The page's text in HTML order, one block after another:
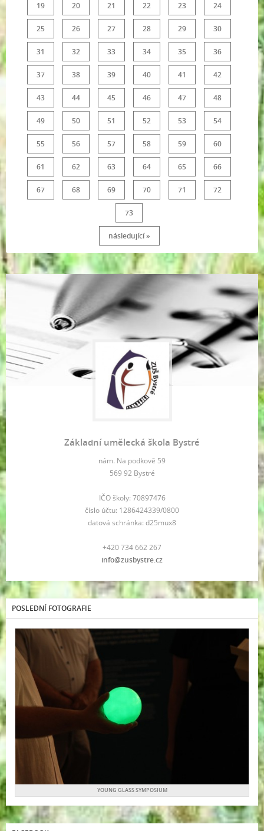
19 20 21 22 23 24
25 26 27 28 29 30
31 32 33 34 35 36
37 38 39 40 41 42
43 44 45 46 47 48
49 50 51 52 53 54
55 56 57 58 59 60
61 62 63 64 65 66
67 68 69 70 71 72
73
následující »
Základní umělecká škola Bystré
nám. Na podkově 59
569 92 Bystré
IČO školy: 70897476
číslo účtu: 1286424339/0800
datová schránka: d25mux8
+420 734 662 267
info@zusbystre.cz
POSLEDNÍ FOTOGRAFIE
YOUNG GLASS SYMPOSIUM